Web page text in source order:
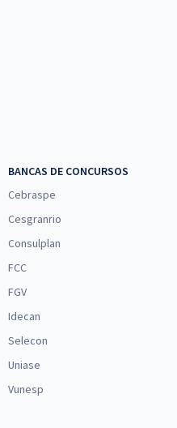
BANCAS DE CONCURSOS
Cebraspe
Cesgranrio
Consulplan
FCC
FGV
Idecan
Selecon
Uniase
Vunesp